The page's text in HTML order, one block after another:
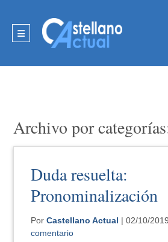
Archivo por
Duda resuelta:
Pronominalización
PorCastellano Actual | 02/10/
comentario